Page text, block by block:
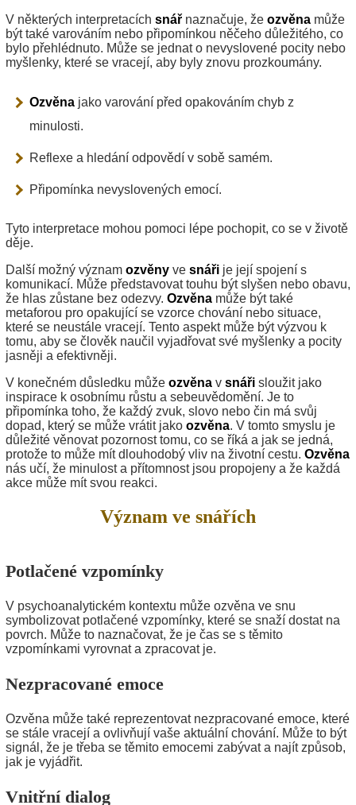
V některých interpretacích snář naznačuje, že ozvěna může
být také varováním nebo připomínkou něčeho důležitého, co
bylo přehlédnuto. Může se jednat o nevyslovené pocity nebo
myšlenky, které se vracejí, aby byly znovu prozkoumány.
Ozvěna jako varování před opakováním chyb z
minulosti.
Reflexe a hledání odpovědí v sobě samém.
Připomínka nevyslovených emocí.
Tyto interpretace mohou pomoci lépe pochopit, co se v životě
děje.
Další možný význam ozvěny ve snáři je její spojení s
komunikací. Může představovat touhu být slyšen nebo obavu,
že hlas zůstane bez odezvy. Ozvěna může být také
metaforou pro opakující se vzorce chování nebo situace,
které se neustále vracejí. Tento aspekt může být výzvou k
tomu, aby se člověk naučil vyjadřovat své myšlenky a pocity
jasněji a efektivněji.
V konečném důsledku může ozvěna v snáři sloužit jako
inspirace k osobnímu růstu a sebeuvědomění. Je to
připomínka toho, že každý zvuk, slovo nebo čin má svůj
dopad, který se může vrátit jako ozvěna. V tomto smyslu je
důležité věnovat pozornost tomu, co se říká a jak se jedná,
protože to může mít dlouhodobý vliv na životní cestu. Ozvěna
nás učí, že minulost a přítomnost jsou propojeny a že každá
akce může mít svou reakci.
Význam ve snářích
Potlačené vzpomínky
V psychoanalytickém kontextu může ozvěna ve snu
symbolizovat potlačené vzpomínky, které se snaží dostat na
povrch. Může to naznačovat, že je čas se s těmito
vzpomínkami vyrovnat a zpracovat je.
Nezpracované emoce
Ozvěna může také reprezentovat nezpracované emoce, které
se stále vracejí a ovlivňují vaše aktuální chování. Může to být
signál, že je třeba se těmito emocemi zabývat a najít způsob,
jak je vyjádřit.
Vnitřní dialog